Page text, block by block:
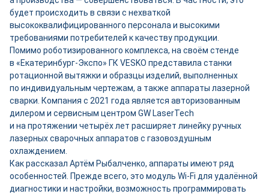
будет происходить в связи с нехваткой
высококвалифицированного персонала и высокими
требованиями потребителей к качеству продукции.
Помимо роботизированного комплекса, на своём стенде
в «Екатеринбург-­Экспо» ГК VESKO представила станки
ротационной вытяжки и образцы изделий, выполненных
по индивидуальным чертежам, а также аппараты лазерной
сварки. Компания с 2021 года является авторизованным
дилером и сервисным центром GW LaserTech
и на протяжении четырёх лет расширяет линейку ручных
лазерных сварочных аппаратов с газовоздушным
охлаждением.
Как рассказал Артём Рыбалченко, аппараты имеют ряд
особенностей. Прежде всего, это модуль Wi-­Fi для удалённой
диагностики и настройки, возможность программировать